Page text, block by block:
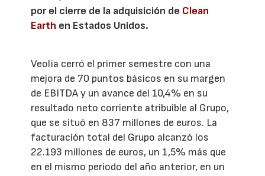
por el cierre de la adquisición de Clean
Earth en Estados Unidos.
Veolia cerró el primer semestre con una
mejora de 70 puntos básicos en su margen
de EBITDA y un avance del 10,4% en su
resultado neto corriente atribuible al Grupo,
que se situó en 837 millones de euros. La
facturación total del Grupo alcanzó los
22.193 millones de euros, un 1,5% más que
en el mismo periodo del año anterior, en un